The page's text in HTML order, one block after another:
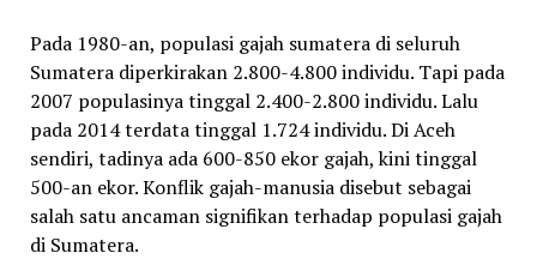
Pada 1980-an, populasi gajah sumatera di seluruh
Sumatera diperkirakan 2.800-4.800 individu. Tapi pada
2007 populasinya tinggal 2.400-2.800 individu. Lalu
pada 2014 terdata tinggal 1.724 individu. Di Aceh
sendiri, tadinya ada 600-850 ekor gajah, kini tinggal
500-an ekor. Konflik gajah-manusia disebut sebagai
salah satu ancaman signifikan terhadap populasi gajah
di Sumatera.